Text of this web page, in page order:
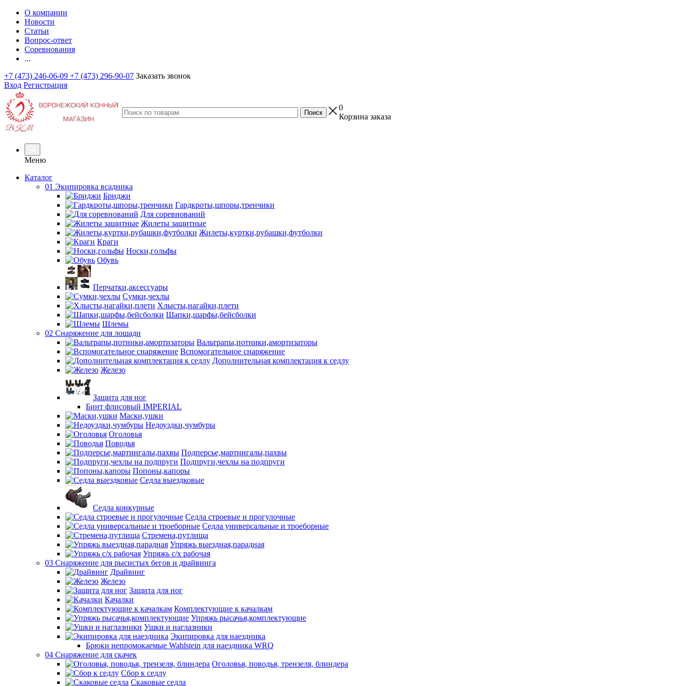
О компании
Новости
Статьи
Вопрос-ответ
Соревнования
...
+7 (473) 246-06-09 +7 (473) 296-90-07 Заказать звонок
Вход Регистрация
0
Корзина заказа
Меню
Каталог
01 Экипировка всадника
Бриджи
Гардкроты,шпоры,тренчики
Для соревнований
Жилеты защитные
Жилеты,куртки,рубашки,футболки
Краги
Носки,гольфы
Обувь
Перчатки,аксессуары
Сумки,чехлы
Хлысты,нагайки,плети
Шапки,шарфы,бейсболки
Шлемы
02 Снаряжение для лошади
Вальтрапы,потники,амортизаторы
Вспомогательное снаряжение
Дополнительная комплектация к седлу
Железо
Защита для ног
Бинт флисовый IMPERIAL
Маски,ушки
Недоуздки,чумбуры
Оголовья
Поводья
Подперсье,мартингалы,пахвы
Подпруги,чехлы на подпруги
Попоны,капоры
Седла выездковые
Седла конкурные
Седла строевые и прогулочные
Седла универсальные и троеборные
Стремена,путлища
Упряжь выездная,парадная
Упряжь с/х рабочая
03 Снаряжение для рысистых бегов и драйвинга
Драйвинг
Железо
Защита для ног
Качалки
Комплектующие к качалкам
Упряжь рысачья,комплектующие
Ушки и наглазники
Экипировка для наездника
Брюки непромокаемые Wahlstein для наездника WRQ
04 Снаряжение для скачек
Оголовья, поводья, трензеля, блиндера
Сбор к седлу
Скаковые седла